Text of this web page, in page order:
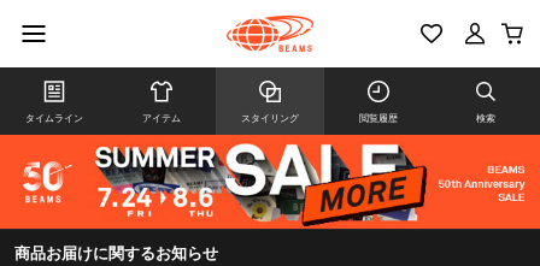
タイムライン アイテム スタイリング 閲覧履歴 検索
商品お届けに関するお知らせ